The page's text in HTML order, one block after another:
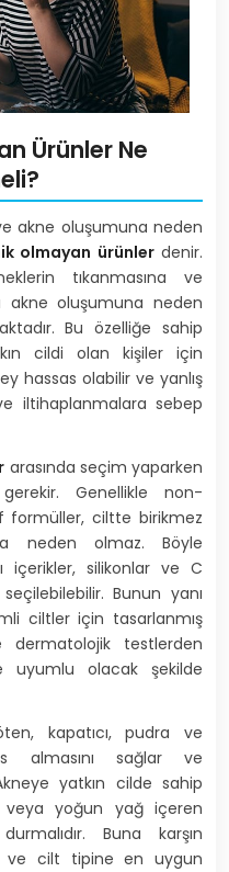
Ürünler Ne
akne oluşumuna neden
olmayan ürünlerdenir.
tıkanmasına ve
akne oluşumuna neden
Bu özelliğe sahip
cildi olan kişiler için
hassas olabilir ve yanlış
iltihaplanmalara sebep
arasında seçim yaparken
Genellikle non-
formüller, ciltte birikmez
neden olmaz. Böyle
içerikler, silikonlar ve C
Bunun yanı
ciltler için tasarlanmış
dermatolojik testlerden
uyumlu olacak şekilde
kapatıcı, pudra ve
almasını sağlar ve
yatkın cilde sahip
veya yoğun yağ içeren
Buna karşın
ve cilt tipine en uygun